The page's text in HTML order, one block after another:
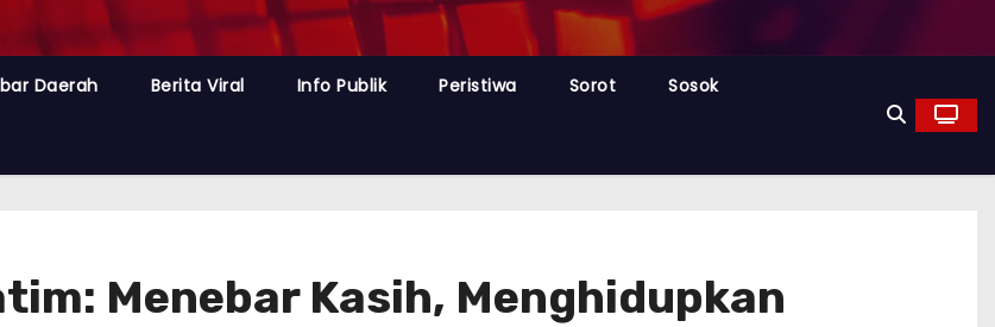
Daerah Berita Viral Info Publik Peristiwa Sorot Sosok
Menebar Kasih, Menghidupkan